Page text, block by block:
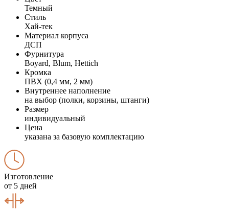
Темный
Стиль
Хай-тек
Материал корпуса
ДСП
Фурнитура
Boyard, Blum, Hettich
Кромка
ПВХ (0,4 мм, 2 мм)
Внутреннее наполнение
на выбор (полки, корзины, штанги)
Размер
индивидуальный
Цена
указана за базовую комплектацию
Изготовление
от 5 дней